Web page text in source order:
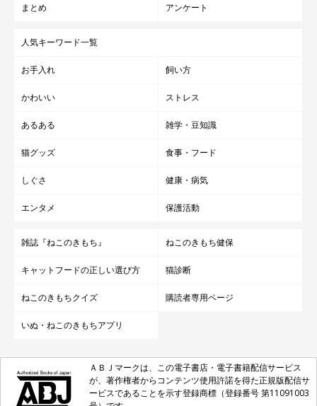
まとめ アンケート
人気キーワード一覧
お手入れ 飼い方
かわいい ストレス
あるある 雑学・豆知識
猫グッズ 食事・フード
しぐさ 健康・病気
エンタメ 保護活動
雑誌『ねこのきもち』 ねこのきもち健保
キャットフードの正しい選び方 猫診断
ねこのきもちクイズ 購読者専用ページ
いぬ・ねこのきもちアプリ
ＡＢＪマークは、この電子書店・電子書籍配信サービス
が、著作権者からコンテンツ使用許諾を得た正規版配信サ
ービスであることを示す登録商標（登録番号 第11091003